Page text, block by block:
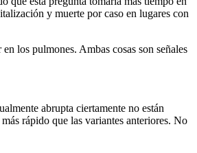
y muerte por caso en lugares con
los pulmones. Ambas cosas son señales
abrupta ciertamente no están
rápido que las variantes anteriores. No